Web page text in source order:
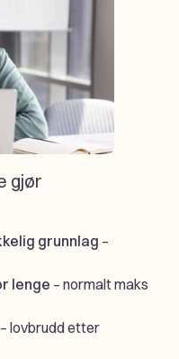
gjør
grunnlag –
lenge – normalt maks
– lovbrudd etter